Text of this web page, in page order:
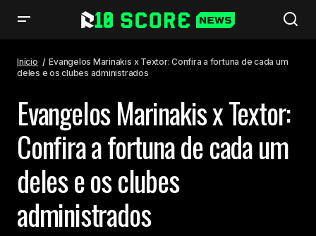
clubes administrados
Início
Evangelos Marinakis x Textor: Confira a fortuna de cada um
deles e os clubes administrados
Evangelos Marinakis x Textor:
Confira a fortuna de cada um
deles e os clubes
administrados